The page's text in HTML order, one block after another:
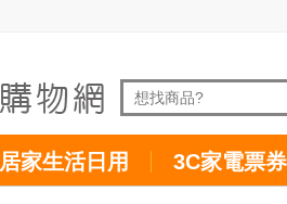
居家生活日用 3C家電票券